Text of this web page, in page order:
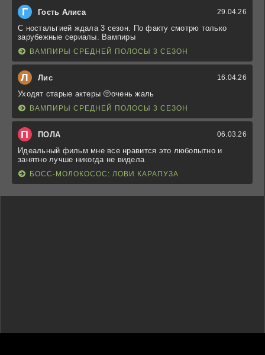
Г Гость Алиса 29.04.26
С ностальгией ждала 3 сезон. По факту смотрю только
зарубежные сериалы. Вампиры
ВАМПИРЫ СРЕДНЕЙ ПОЛОСЫ 3 СЕЗОН
Л Лис 16.04.26
Уходят старые актеры 🥺очень жаль
ВАМПИРЫ СРЕДНЕЙ ПОЛОСЫ 3 СЕЗОН
П ПОЛА 06.03.26
Идеальный фильм мне все нравится это любопытно и
занятно лучше никогда не видела
БОСС-МОЛОКОСОС: ЛОВИ КАРАПУЗА